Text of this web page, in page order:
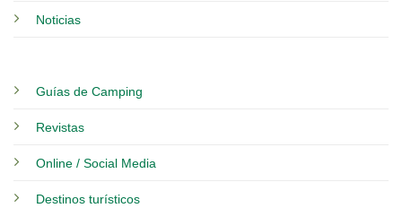
Noticias
Guías de Camping
Revistas
Online / Social Media
Destinos turísticos